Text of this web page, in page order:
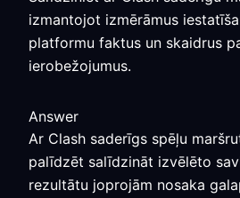
izmantojot izmērāmus
platformu faktus un skaidrus
ierobežojumus.
Answer
Ar Clash saderīgs spēļu
palīdzēt salīdzināt izvēlēto
rezultātu joprojām nosaka